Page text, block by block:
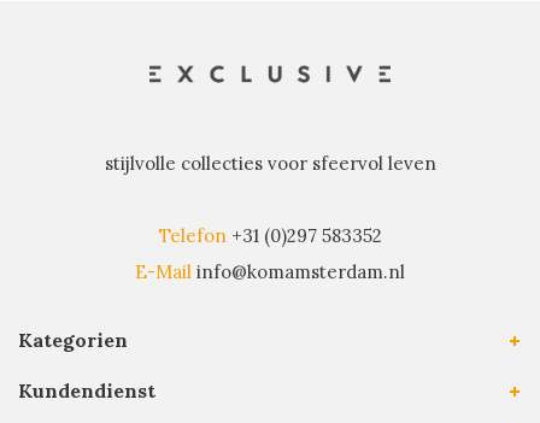
stijlvolle collecties voor sfeervol leven
Telefon +31 (0)297 583352
E-Mail info@komamsterdam.nl
Kategorien
Kundendienst